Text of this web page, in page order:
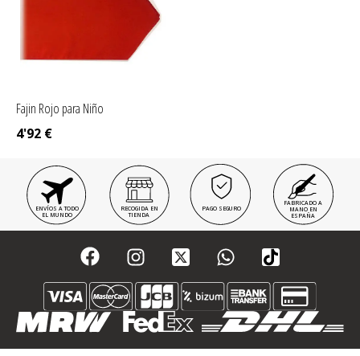
Fajin Rojo para Niño
4'92 €
ENVÍOS A TODO
EL MUNDO
RECOGIDA EN
TIENDA
PAGO SEGURO
FABRICADO A
MANO EN
ESPAÑA